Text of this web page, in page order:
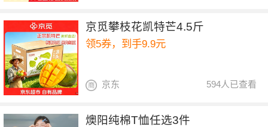
京觅攀枝花凯特芒4.5斤
领5券，到手9.9元
594人已查看
京东
燠阳纯棉T恤任选3件